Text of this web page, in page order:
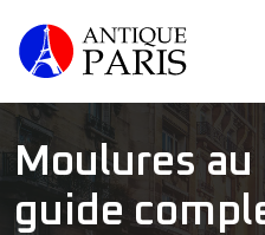
Moulures
guide